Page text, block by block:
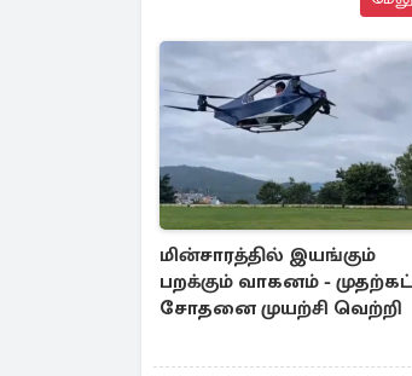
மின்சாரத்தில் இயங்கும்
பறக்கும் வாகனம் -
சோதனை முயற்சி வெற்றி